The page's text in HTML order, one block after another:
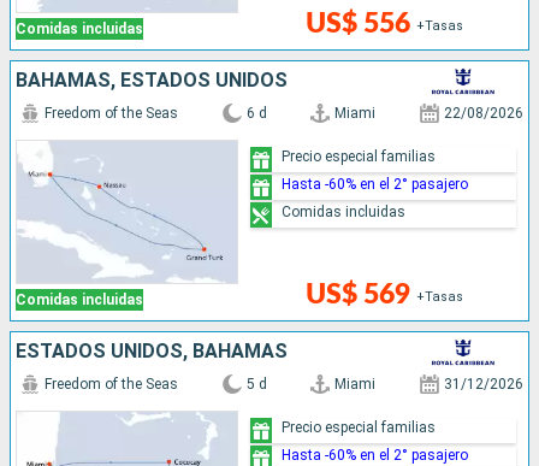
Comidas incluidas US$ 556 +Tasas
BAHAMAS, ESTADOS UNIDOS
Comidas incluidas
Freedom of the Seas 6 d Miami 22/08/2026
US$ 569 +Tasas
Precio especial familias
Hasta -60% en el 2° pasajero
Comidas incluidas
ESTADOS UNIDOS, BAHAMAS
Freedom of the Seas 5 d Miami 31/12/2026
Precio especial familias
Hasta -60% en el 2° pasajero